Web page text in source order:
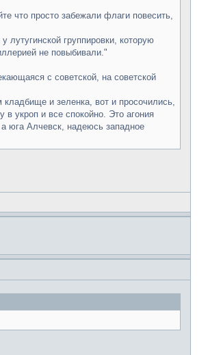
что просто забежали флаги повесить,
лутугинской группировки, которую
не повыбивали."
с советской, на советской
кладбище и зеленка, вот и просочились,
укроп и все спокойно. Это агония
а юга Алчевск, надеюсь западное